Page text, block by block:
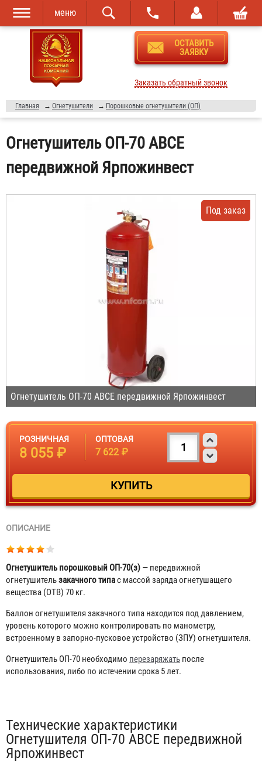
Перейти к
основному
содержанию
Skip to
navigation
меню
ОСТАВИТЬ
ЗАЯВКУ
Заказать обратный звонок
Главная → Огнетушители → Порошковые огнетушители (ОП)
Огнетушитель ОП-70 ABCE
передвижной Ярпожинвест
Огнетушитель ОП-70 ABCE передвижной Ярпожинвест
Под заказ
РОЗНИЧНАЯ
8 055 ₽
ОПТОВАЯ
7 622 ₽
ОПИСАНИЕ
Огнетушитель порошковый ОП-70(з) — передвижной
огнетушительзакачного типас массой заряда огнетушащего
вещества (ОТВ) 70 кг.
Баллон огнетушителя закачного типа находится под давлением,
уровень которого можно контролировать по манометру,
встроенному в запорно-пусковое устройство (ЗПУ) огнетушителя.
Огнетушитель ОП-70 необходимо перезаряжать после
использования, либо по истечении срока 5 лет.
Табы
Технические характеристики
Огнетушителя ОП-70 ABCE передвижной
Ярпожинвест